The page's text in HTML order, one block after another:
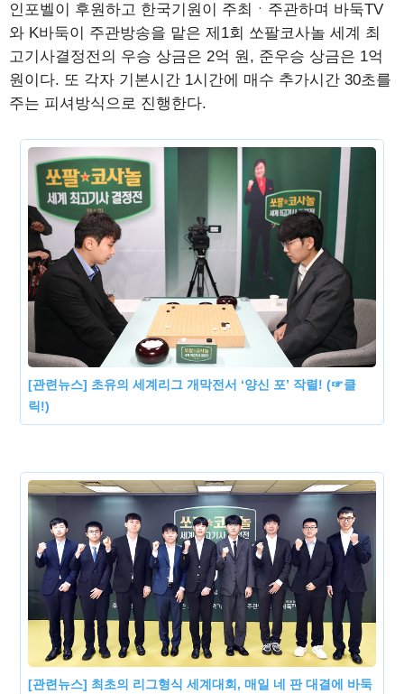
인포벨이 후원하고 한국기원이 주최ㆍ주관하며 바둑TV
와 K바둑이 주관방송을 맡은 제1회 쏘팔코사놀 세계 최
고기사결정전의 우승 상금은 2억 원, 준우승 상금은 1억
원이다. 또 각자 기본시간 1시간에 매수 추가시간 30초를
주는 피셔방식으로 진행한다.
[관련뉴스] 초유의 세계리그 개막전서 ‘양신 포’ 작렬! (☞클
릭!)
[관련뉴스] 최초의 리그형식 세계대회, 매일 네 판 대결에 바둑